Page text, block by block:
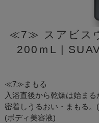
≪7≫ スアビス
200ｍL |
≪7≫まもる
入浴直後から乾燥は始ま
密着しうるおい・まもる。
(ボディ美容液)